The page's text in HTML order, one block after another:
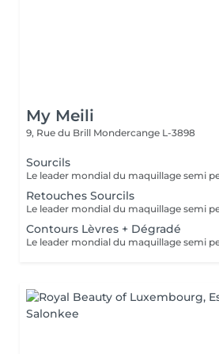
My Meili
9, Rue du Brill Mondercange L-3898
Sourcils
Retouches Sourcils
Contours Lèvres + Dégradé